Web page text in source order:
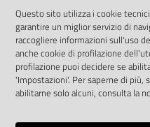
AREA DIPENDENTI
Posta Elettronica Aziendale
Cloud aziendale(manuale di
Portale del Dipendente
Sito intranet
Questo sito utilizza i cookie
garantire un miglior servizio di
raccogliere informazioni sull'uso
anche cookie di profilazione
profilazione puoi decidere se
'Impostazioni'. Per saperne di più,
abilitarne solo alcuni, consulta la